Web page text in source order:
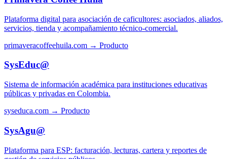
Plataforma digital para asociación de caficultores: asociados, aliados,
servicios, tienda y acompañamiento técnico-comercial.
primaveracoffeehuila.com → Producto
SysEduc@
Sistema de información académica para instituciones educativas
públicas y privadas en Colombia.
syseduca.com → Producto
SysAgu@
Plataforma para ESP: facturación, lecturas, cartera y reportes de